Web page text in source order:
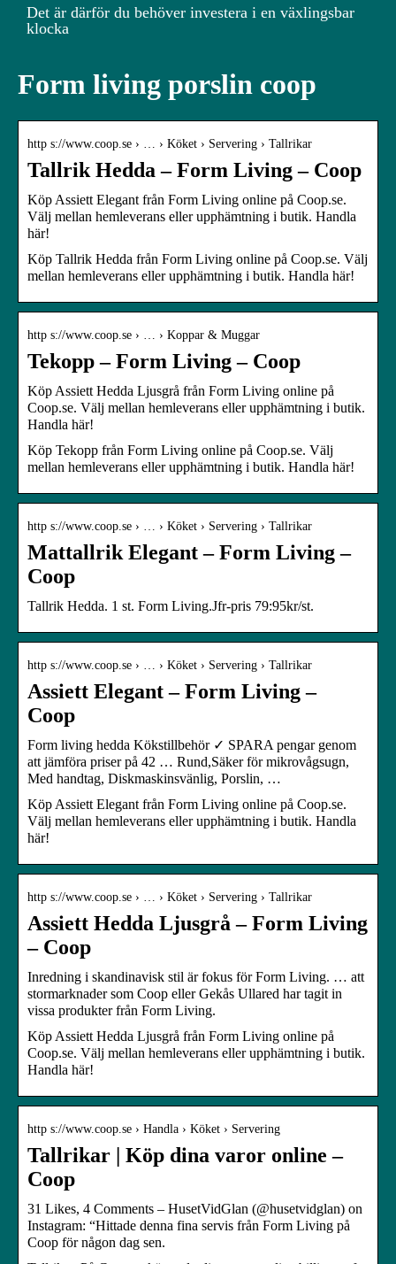
Det är därför du behöver investera i en växlingsbar
klocka
Form living porslin coop
http s://www.coop.se › … › Köket › Servering › Tallrikar
Tallrik Hedda – Form Living – Coop
Köp Assiett Elegant från Form Living online på Coop.se.
Välj mellan hemleverans eller upphämtning i butik. Handla
här!
Köp Tallrik Hedda från Form Living online på Coop.se. Välj
mellan hemleverans eller upphämtning i butik. Handla här!
http s://www.coop.se › … › Koppar & Muggar
Tekopp – Form Living – Coop
Köp Assiett Hedda Ljusgrå från Form Living online på
Coop.se. Välj mellan hemleverans eller upphämtning i butik.
Handla här!
Köp Tekopp från Form Living online på Coop.se. Välj
mellan hemleverans eller upphämtning i butik. Handla här!
http s://www.coop.se › … › Köket › Servering › Tallrikar
Mattallrik Elegant – Form Living –
Coop
Tallrik Hedda. 1 st. Form Living.Jfr-pris 79:95kr/st.
http s://www.coop.se › … › Köket › Servering › Tallrikar
Assiett Elegant – Form Living –
Coop
Form living hedda Kökstillbehör ✓ SPARA pengar genom
att jämföra priser på 42 … Rund,Säker för mikrovågsugn,
Med handtag, Diskmaskinsvänlig, Porslin, …
Köp Assiett Elegant från Form Living online på Coop.se.
Välj mellan hemleverans eller upphämtning i butik. Handla
här!
http s://www.coop.se › … › Köket › Servering › Tallrikar
Assiett Hedda Ljusgrå – Form Living
– Coop
Inredning i skandinavisk stil är fokus för Form Living. … att
stormarknader som Coop eller Gekås Ullared har tagit in
vissa produkter från Form Living.
Köp Assiett Hedda Ljusgrå från Form Living online på
Coop.se. Välj mellan hemleverans eller upphämtning i butik.
Handla här!
http s://www.coop.se › Handla › Köket › Servering
Tallrikar | Köp dina varor online –
Coop
31 Likes, 4 Comments – HusetVidGlan (@husetvidglan) on
Instagram: “Hittade denna fina servis från Form Living på
Coop för någon dag sen.